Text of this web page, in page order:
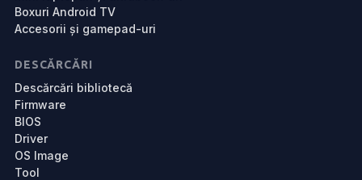
Boxuri Android TV
Accesorii și gamepad-uri
DESCĂRCĂRI
Descărcări bibliotecă
Firmware
BIOS
Driver
OS Image
Tool